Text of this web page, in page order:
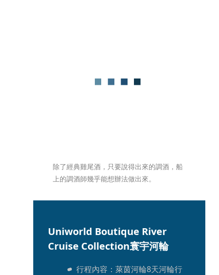
除了經典雞尾酒，只要說得出來的調酒，船
上的調酒師幾乎能想辦法做出來。
Uniworld Boutique River
Cruise Collection寰宇河輪
行程內容：萊茵河輪8天河輪行